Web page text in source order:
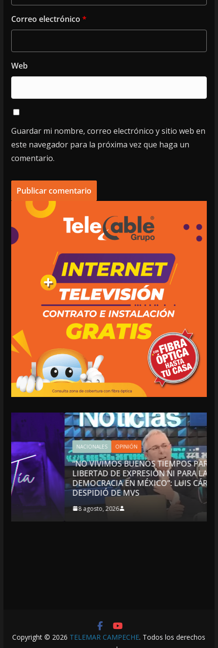
Correo electrónico *
Web
Guardar mi nombre, correo electrónico y sitio web en
este navegador para la próxima vez que haga un
comentario.
NACIONALES OPINIÓN
“NO VIVIMOS BUENOS TIEMPOS PARA LA
LIBERTAD DE EXPRESIÓN NI PARA LA
DEMOCRACIA EN MÉXICO”: LUIS CÁRDENAS; SE
DESPIDIÓ DE MVS
8 agosto, 2026
Copyright © 2026 TELEMAR CAMPECHE. Todos los derechos